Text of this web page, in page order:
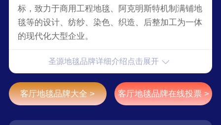
标，致力于商用工程地毯、阿克明斯特机制满铺地
毯等的设计、纺纱、染色、织造、后整加工为一体
的现代化大型企业。
圣源地毯品牌详细介绍点击展开
客厅地毯品牌大全 > 客厅地毯品牌在线投票 >